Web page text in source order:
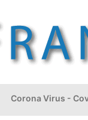
Corona Virus -